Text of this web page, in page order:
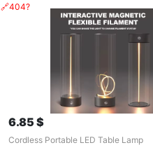
🔗404?
6.85 $
Cordless Portable LED Table Lamp